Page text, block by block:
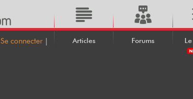
Se connecter |
Articles Forums